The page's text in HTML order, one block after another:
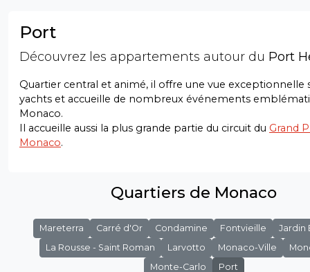
Port
Découvrez les appartements autour du Port
Quartier central et animé, il offre une vue exceptionnelle
yachts et accueille de nombreux événements
Monaco.
Il accueille aussi la plus grande partie du circuit du Grand
Monaco.
Quartiers de Monaco
Mareterra Carré d'Or Condamine Fontvieille
Jardin
La Rousse - Saint Roman
Larvotto Monaco-Ville
Monte-Carlo
Port